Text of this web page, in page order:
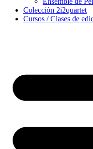
Colección 2i2quartet
Cursos / Clases de